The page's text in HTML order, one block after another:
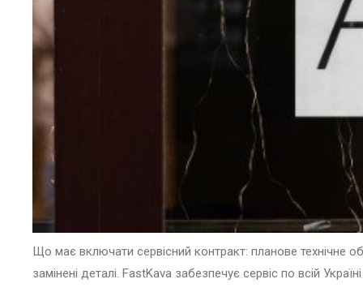
Що має включати сервісний контракт: планове технічне
замінені деталі. FastKava забезпечує сервіс по всій